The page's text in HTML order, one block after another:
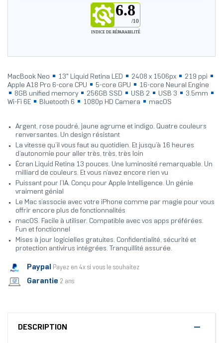
6.8
/10
INDICE DE RÉPARABILITÉ
MacBook Neo 13" Liquid Retina LED 2408 x 1506px
219 ppi
Apple A18 Pro 6‑core CPU
5‑core GPU
16‑core Neural Engine
8GB unified memory
256GB SSD USB 2 USB 3
3.5mm
Wi‑Fi 6E
Bluetooth 6 1080p HD Camera macOS
Argent, rose poudré, jaune agrume et indigo. Quatre couleurs
renversantes. Un design résistant
La vitesse qu’il vous faut au quotidien. Et jusqu’à 16 heures
d’autonomie pour aller très, très, très loin
Écran Liquid Retina 13 pouces. Une luminosité remarquable. Un
milliard de couleurs. Et vous n’avez encore rien vu
Puissant pour l’IA. Conçu pour Apple Intelligence. Un génie
vraiment génial
Le Mac s’associe avec votre iPhone comme par magie pour vous
offrir encore plus de fonctionnalités
macOS. Facile à utiliser. Compatible avec vos apps préférées.
Fun et fonctionnel
Mises à jour logicielles gratuites. Confidentialité, sécurité et
protection antivirus intégrées. Tranquillité assurée.
Paypal Payez en 4x si vous le souhaitez
Garantie 2 ans
DESCRIPTION